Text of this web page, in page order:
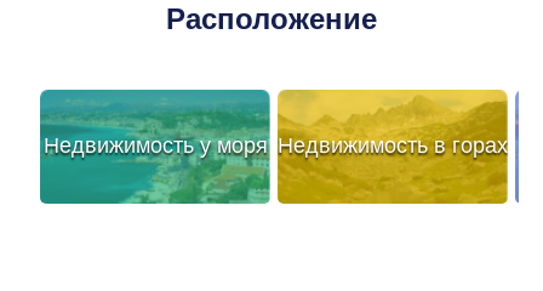
Расположение
Недвижимость у моря Недвижимость в горах